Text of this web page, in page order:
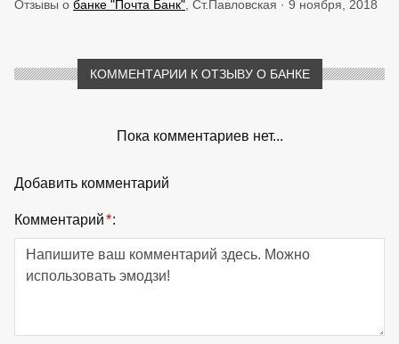
Отзывы о банке "Почта Банк" , Ст.Павловская · 9 ноября, 2018
КОММЕНТАРИИ К ОТЗЫВУ О БАНКЕ
Пока комментариев нет...
Добавить комментарий
Комментарий*: